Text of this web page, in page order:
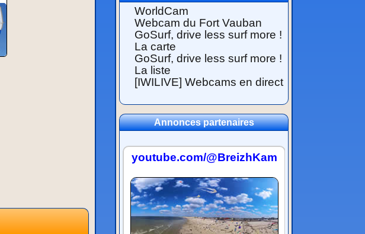
WorldCam
Webcam du Fort Vauban
GoSurf, drive less surf more !
La carte
GoSurf, drive less surf more !
La liste
[IWILIVE] Webcams en direct
Annonces partenaires
youtube.com/@BreizhKam